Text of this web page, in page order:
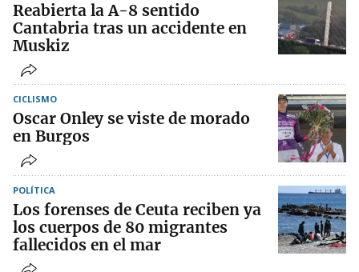
Reabierta la A-8 sentido
Cantabria tras un accidente en
Muskiz
CICLISMO
Oscar Onley se viste de morado
en Burgos
POLÍTICA
Los forenses de Ceuta reciben ya
los cuerpos de 80 migrantes
fallecidos en el mar